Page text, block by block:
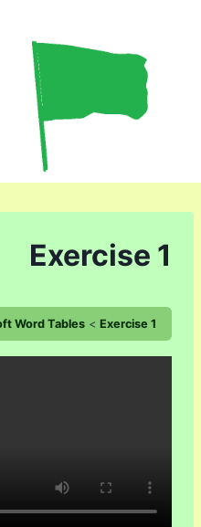
Exercise 1
Word Tables Exercise 1